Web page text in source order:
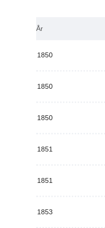
År
1850
1850
1850
1851
1851
1853